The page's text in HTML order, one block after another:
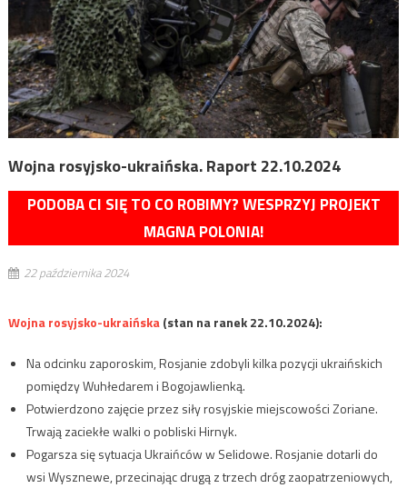
Wojna rosyjsko-ukraińska. Raport 22.10.2024
PODOBA CI SIĘ TO CO ROBIMY? WESPRZYJ PROJEKT
MAGNA POLONIA!
22 października 2024
Wojna rosyjsko-ukraińska(stan na ranek 22.10.2024):
Na odcinku zaporoskim, Rosjanie zdobyli kilka pozycji ukraińskich
pomiędzy Wuhłedarem i Bogojawlienką.
Potwierdzono zajęcie przez siły rosyjskie miejscowości Zoriane.
Trwają zaciekłe walki o pobliski Hirnyk.
Pogarsza się sytuacja Ukraińców w Selidowe. Rosjanie dotarli do
wsi Wysznewe, przecinając drugą z trzech dróg zaopatrzeniowych,